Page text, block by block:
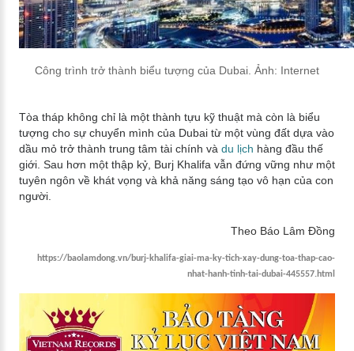
Công trình trở thành biểu tượng của Dubai. Ảnh: Internet
Tòa tháp không chỉ là một thành tựu kỹ thuật mà còn là biểu
tượng cho sự chuyển mình của Dubai từ một vùng đất dựa vào
dầu mỏ trở thành trung tâm tài chính và du lịch hàng đầu thế
giới. Sau hơn một thập kỷ, Burj Khalifa vẫn đứng vững như một
tuyên ngôn về khát vọng và khả năng sáng tạo vô hạn của con
người.
Theo Báo Lâm Đồng
https://baolamdong.vn/burj-khalifa-giai-ma-ky-tich-xay-dung-toa-thap-cao-
nhat-hanh-tinh-tai-dubai-445557.html